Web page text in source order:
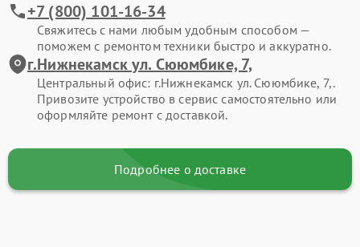
+7 (800) 101-16-34
Свяжитесь с нами любым удобным способом —
поможем с ремонтом техники быстро и аккуратно.
г.Нижнекамск ул. Сююмбике, 7,
Центральный офис: г.Нижнекамск ул. Сююмбике, 7,.
Привозите устройство в сервис самостоятельно или
оформляйте ремонт с доставкой.
Подробнее о доставке